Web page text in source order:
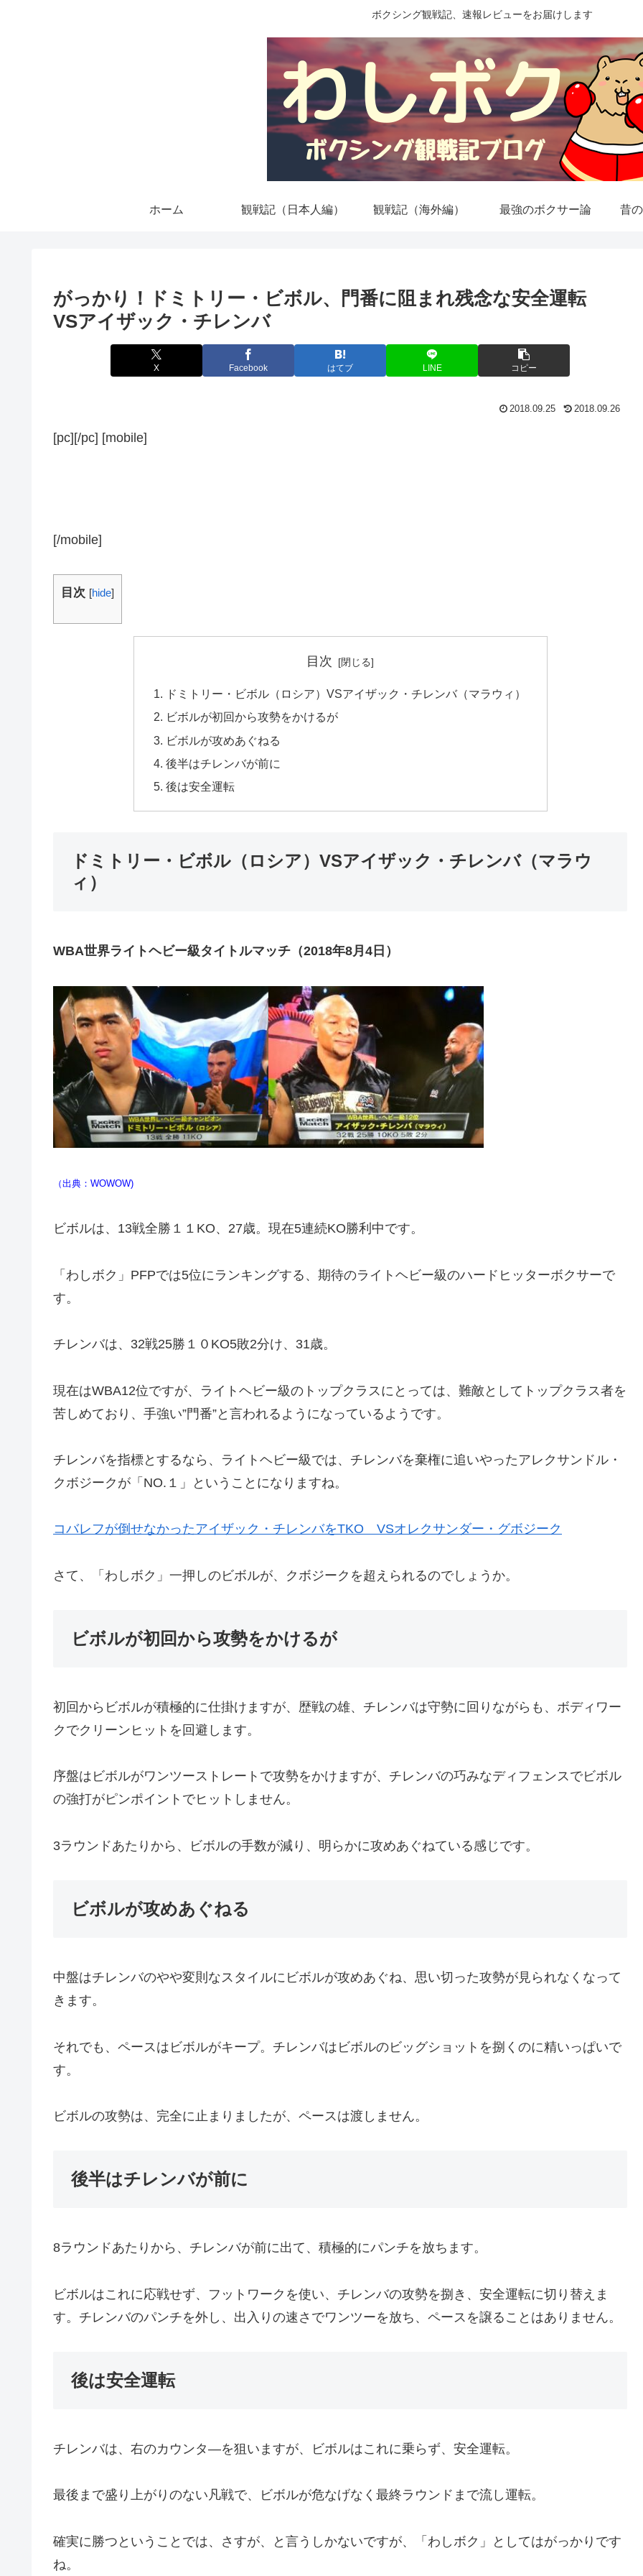
ボクシング観戦記、速報レビューをお届けします
ホーム 観戦記（日本人編） 観戦記（海外編） 最強のボクサー論 昔
がっかり！ドミトリー・ビボル、門番に阻まれ残念な安全運転
VSアイザック・チレンバ
X Facebook はてブ LINE コピー
2018.09.25 2018.09.26
[pc][/pc] [mobile]
[/mobile]
目次 [hide]
目次
ドミトリー・ビボル（ロシア）VSアイザック・チレンバ（マラウィ）
ビボルが初回から攻勢をかけるが
ビボルが攻めあぐねる
後半はチレンバが前に
後は安全運転
ドミトリー・ビボル（ロシア）VSアイザック・チレンバ（マラウ
ィ）
WBA世界ライトヘビー級タイトルマッチ（2018年8月4日）
（出典：WOWOW)
ビボルは、13戦全勝１１KO、27歳。現在5連続KO勝利中です。
「わしボク」PFPでは5位にランキングする、期待のライトヘビー級のハードヒッターボクサーで
す。
チレンバは、32戦25勝１０KO5敗2分け、31歳。
現在はWBA12位ですが、ライトヘビー級のトップクラスにとっては、難敵としてトップクラス者を
苦しめており、手強い”門番”と言われるようになっているようです。
チレンバを指標とするなら、ライトヘビー級では、チレンバを棄権に追いやったアレクサンドル・
クボジークが「NO.１」ということになりますね。
コバレフが倒せなかったアイザック・チレンバをTKO VSオレクサンダー・グボジーク
さて、「わしボク」一押しのビボルが、クボジークを超えられるのでしょうか。
ビボルが初回から攻勢をかけるが
初回からビボルが積極的に仕掛けますが、歴戦の雄、チレンバは守勢に回りながらも、ボディワー
クでクリーンヒットを回避します。
序盤はビボルがワンツーストレートで攻勢をかけますが、チレンバの巧みなディフェンスでビボル
の強打がピンポイントでヒットしません。
3ラウンドあたりから、ビボルの手数が減り、明らかに攻めあぐねている感じです。
ビボルが攻めあぐねる
中盤はチレンバのやや変則なスタイルにビボルが攻めあぐね、思い切った攻勢が見られなくなって
きます。
それでも、ペースはビボルがキープ。チレンバはビボルのビッグショットを捌くのに精いっぱいで
す。
ビボルの攻勢は、完全に止まりましたが、ペースは渡しません。
後半はチレンバが前に
8ラウンドあたりから、チレンバが前に出て、積極的にパンチを放ちます。
ビボルはこれに応戦せず、フットワークを使い、チレンバの攻勢を捌き、安全運転に切り替えま
す。チレンバのパンチを外し、出入りの速さでワンツーを放ち、ペースを譲ることはありません。
後は安全運転
チレンバは、右のカウンタ―を狙いますが、ビボルはこれに乗らず、安全運転。
最後まで盛り上がりのない凡戦で、ビボルが危なげなく最終ラウンドまで流し運転。
確実に勝つということでは、さすが、と言うしかないですが、「わしボク」としてはがっかりです
ね。